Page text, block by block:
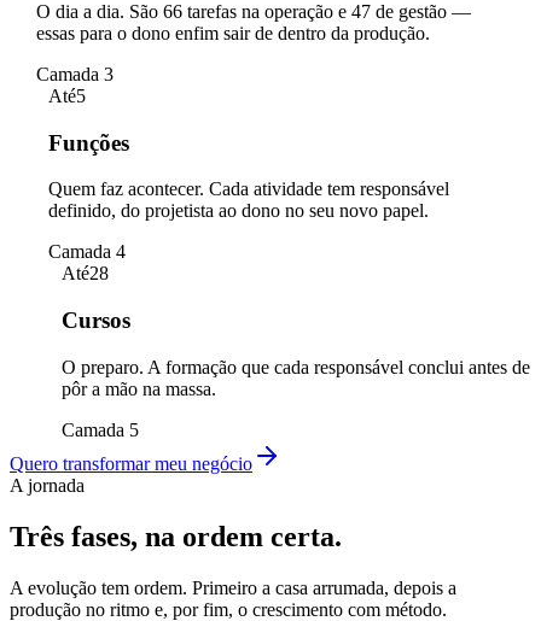
O dia a dia. São 66 tarefas na operação e 47 de gestão —
essas para o dono enfim sair de dentro da produção.
Camada 3
Até5
Funções
Quem faz acontecer. Cada atividade tem responsável
definido, do projetista ao dono no seu novo papel.
Camada 4
Até28
Cursos
O preparo. A formação que cada responsável conclui antes de
pôr a mão na massa.
Camada 5
Quero transformar meu negócio
A jornada
Três fases, na ordem certa.
A evolução tem ordem. Primeiro a casa arrumada, depois a
produção no ritmo e, por fim, o crescimento com método.